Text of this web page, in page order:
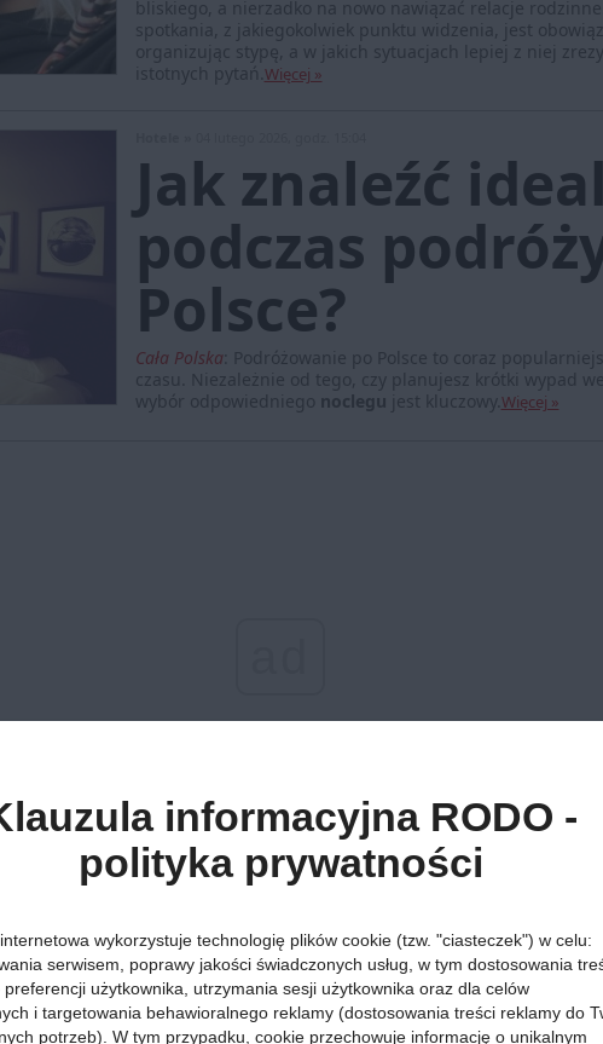
bliskiego, a nierzadko na nowo nawiązać relacje
spotkania, z jakiegokolwiek punktu widzenia, jest
organizując stypę, a w jakich sytuacjach lepiej z niej
istotnych pytań. Więcej »
Jak znaleźć
podczas
Polsce?
Cała Polska Podróżowanie po Polsce to coraz
czasu. Niezależnie od tego, czy planujesz krótki wypad
wybór odpowiedniego noclegu jest kluczowy. Więcej »
Atrakcje » Góry » 27 grudnia 2025, godz. 19:51
Weekend w
sprawdź, jak
informacyjna RODO -
polityka prywatności
wykorzystuje technologię plików cookie (tzw. "ciasteczek") w celu:
serwisem, poprawy jakości świadczonych usług, w tym dostosowania
użytkownika, utrzymania sesji użytkownika oraz dla celów
i targetowania behawioralnego reklamy (dostosowania treści reklamy do
potrzeb). W tym przypadku, cookie przechowuje informację o unikalnym